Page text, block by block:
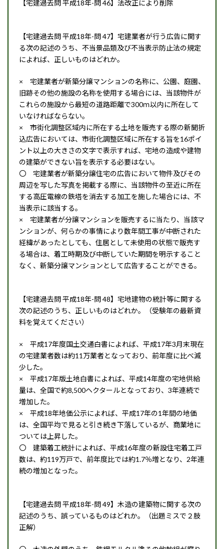
【宅建過去問 平成18年-問 46】法改正により削除
【宅建過去問 平成18年-問 47】宅建業者が行う広告に関す
る次の記述のうち、不当景品類及び不当表示防止法の規定
によれば、正しいものはどれか。
× 宅建業者が新築分譲マンションの名称に、公園、庭園、
旧跡その他の施設の名称を使用する場合には、当該物件が
これらの施設から最短の道路距離で300ｍ以内に所在して
いなければならない。
× 市街化調整区域内に所在する土地を販売する際の新聞折
込広告においては、市街化調整区域に所在する旨を16ポイ
ント以上の大きさの文字で表示すれば、宅地の造成や建物
の建築ができない旨を表示する必要はない。
〇 宅建業者が新築分譲住宅の広告において物件及びその
周辺を写した写真を掲載する際に、当該物件の至近に所在
する高圧電線の鉄塔を消去する加工を施した場合には、不
当表示に該当する。
× 宅建業者が分譲マンションを販売するに当たり、当該マ
ンションが、何らかの事情により数年間工事が中断された
経緯があったとしても、住居として未使用の状態で販売す
る場合は、着工時期及び中断していた期間を明示すること
なく、新築分譲マンションとして広告することができる。
【宅建過去問 平成18年-問 48】宅地建物の統計等に関する
次の記述のうち、正しいものはどれか。（受験年の最新資
料を覚えてください）
× 平成17年度国土交通白書によれば、平成17年3月末現在
の宅建業者数は約11万業者となっており、前年度に比べ減
少した。
× 平成17年版土地白書によれば、平成14年度の宅地供給
量は、全国で約8,500ヘクタールとなっており、3年連続で
増加した。
× 平成18年地価公示によれば、平成17年の1年間の地価
は、全国平均で見ると引き続き下落しているが、商業地に
ついては上昇した。
〇 建築着工統計によれば、平成16年度の新設住宅着工戸
数は、約119万戸で、前年度比では約1.7％増となり、2年連
続の増加となった。
【宅建過去問 平成18年-問 49】木造の建築物に関する次の
記述のうち、誤っているものはどれか。（出題ミスで２肢
正解）